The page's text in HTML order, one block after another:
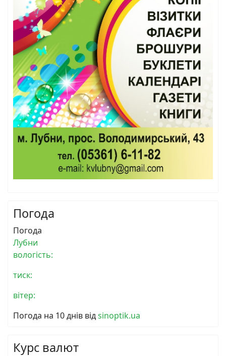
Погода
Погода
Лубни
вологість:
тиск:
вітер:
Погода на 10 днів відsinoptik.ua
Курс валют